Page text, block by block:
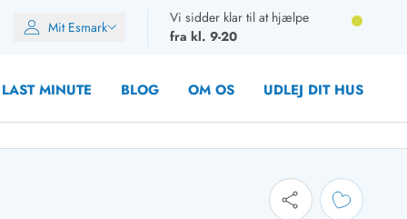
Mit Esmark
Vi sidder klar til at hjælpe
fra kl. 9-20
LAST MINUTE BLOG OM OS UDLEJ DIT HUS